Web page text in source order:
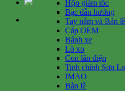
Hộp giảm tốc
Bạc dẫn hướng
Tay nắm và Bản lề
Cáp OEM
Bánh xe
Lò xo
Con lăn điện
Tinh chỉnh Sơn
IMAO
Bản lề